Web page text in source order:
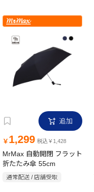
追加
￥ 1,299 税込￥1,428
MrMax 自動開閉 フラット
折たたみ傘 55cm
通常配送 / 店舗受取